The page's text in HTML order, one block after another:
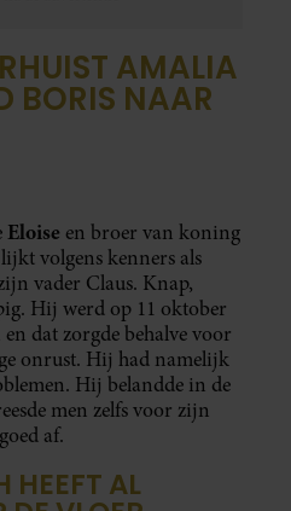
AMALIA
BORIS NAAR
Eloise en broer van koning
volgens kenners als
vader Claus. Knap,
Hij werd op 11 oktober
dat zorgde behalve voor
onrust. Hij had namelijk
Hij belandde in de
men zelfs voor zijn
af.
HEEFT AL